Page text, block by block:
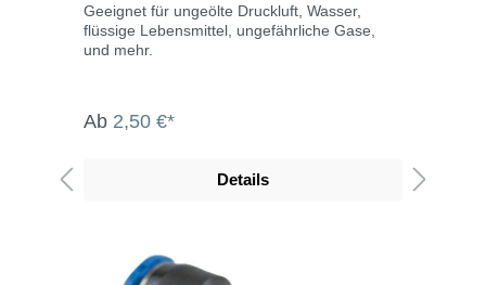
Geeignet für ungeölte Druckluft, Wasser,
flüssige Lebensmittel, ungefährliche Gase,
und mehr.
Ab 2,50 €*
Details